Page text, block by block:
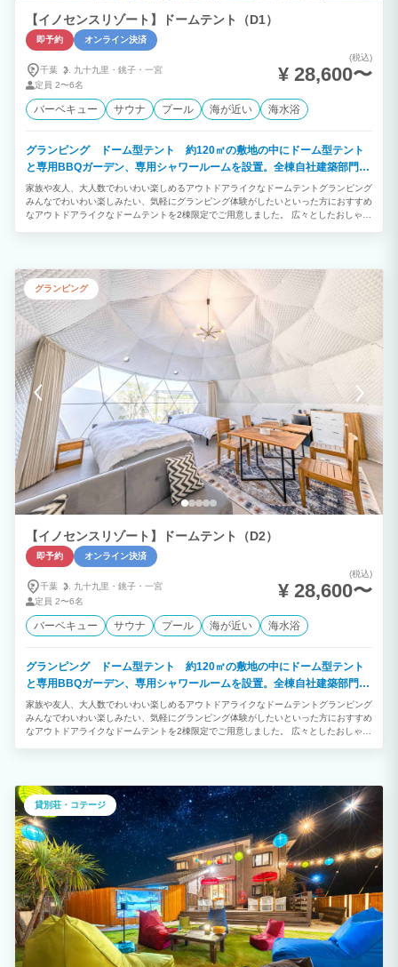
【イノセンスリゾート】ドームテント（D1）
即予約 オンライン決済
千葉 九十九里・ 銚子・ 一宮
定員 2〜6名
(税込)
¥ 28,600〜
バーベキュー サウナ プール 海が近い 海水浴
グランピング ドーム型テント 約120㎡の敷地の中にドーム型テント
と専用BBQガーデン、専用シャワールームを設置。全棟自社建築部門で
デザイン建築されたお洒落なお部屋です。
家族や友人、大人数でわいわい楽しめるアウトドアライクなドームテントグランピング
みんなでわいわい楽しみたい、気軽にグランピング体験がしたいといった方におすすめ
なアウトドアライクなドームテントを2棟限定でご用意しました。 広々としたおしゃれ
グランピング
【イノセンスリゾート】ドームテント（D2）
即予約 オンライン決済
千葉 九十九里・ 銚子・ 一宮
定員 2〜6名
(税込)
¥ 28,600〜
バーベキュー サウナ プール 海が近い 海水浴
グランピング ドーム型テント 約120㎡の敷地の中にドーム型テント
と専用BBQガーデン、専用シャワールームを設置。全棟自社建築部門で
デザイン建築されたお洒落なお部屋です。
家族や友人、大人数でわいわい楽しめるアウトドアライクなドームテントグランピング
みんなでわいわい楽しみたい、気軽にグランピング体験がしたいといった方におすすめ
なアウトドアライクなドームテントを2棟限定でご用意しました。 広々としたおしゃれ
貸別荘・コテージ